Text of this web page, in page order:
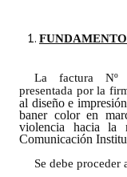
DOCUMENTOS
Informes de
Proyectos
La factura Nº
presentada por la
al diseño e
baner color en
violencia hacia la
Comunicación
Se debe proceder